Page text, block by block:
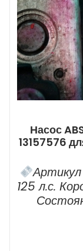
Насос
13157576
125 л.с.